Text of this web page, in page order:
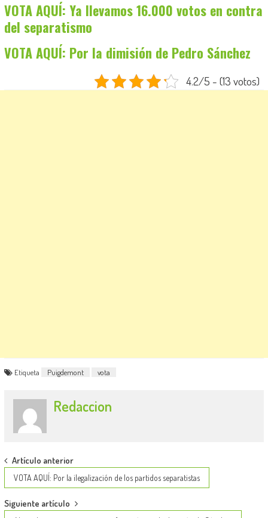
VOTA AQUÍ: Ya llevamos 16.000 votos en contra
del separatismo
VOTA AQUÍ: Por la dimisión de Pedro Sánchez
4.2/5 - (13 votos)
Etiqueta Puigdemont vota
Redaccion
Post
navigation
Artículo anterior
VOTA AQUÍ: Por la ilegalización de los partidos separatistas
Siguiente artículo